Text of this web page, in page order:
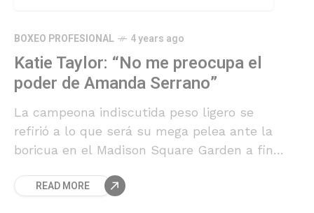
BOXEO PROFESIONAL 4 years ago
Katie Taylor: “No me preocupa el
poder de Amanda Serrano”
La campeona indiscutida peso ligero se
refirió a lo que será su mega pelea ante la
boricua en el Madison Square Garden a fines
READ MORE